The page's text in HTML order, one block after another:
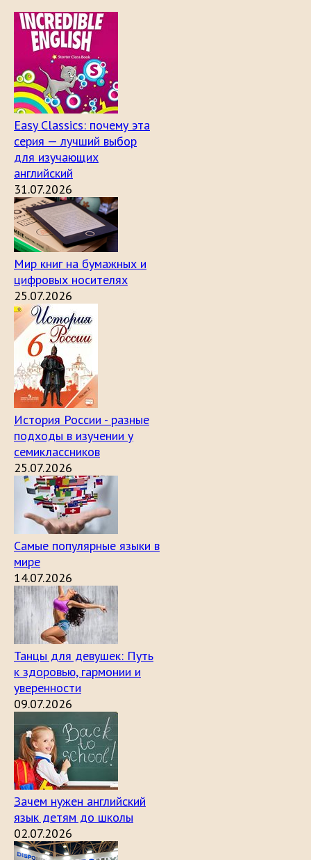
Easy Classics: почему эта
серия — лучший выбор
для изучающих
английский
31.07.2026
Мир книг на бумажных и
цифровых носителях
25.07.2026
История России - разные
подходы в изучении у
семиклассников
25.07.2026
Самые популярные языки в
мире
14.07.2026
Танцы для девушек: Путь
к здоровью, гармонии и
уверенности
09.07.2026
Зачем нужен английский
язык детям до школы
02.07.2026